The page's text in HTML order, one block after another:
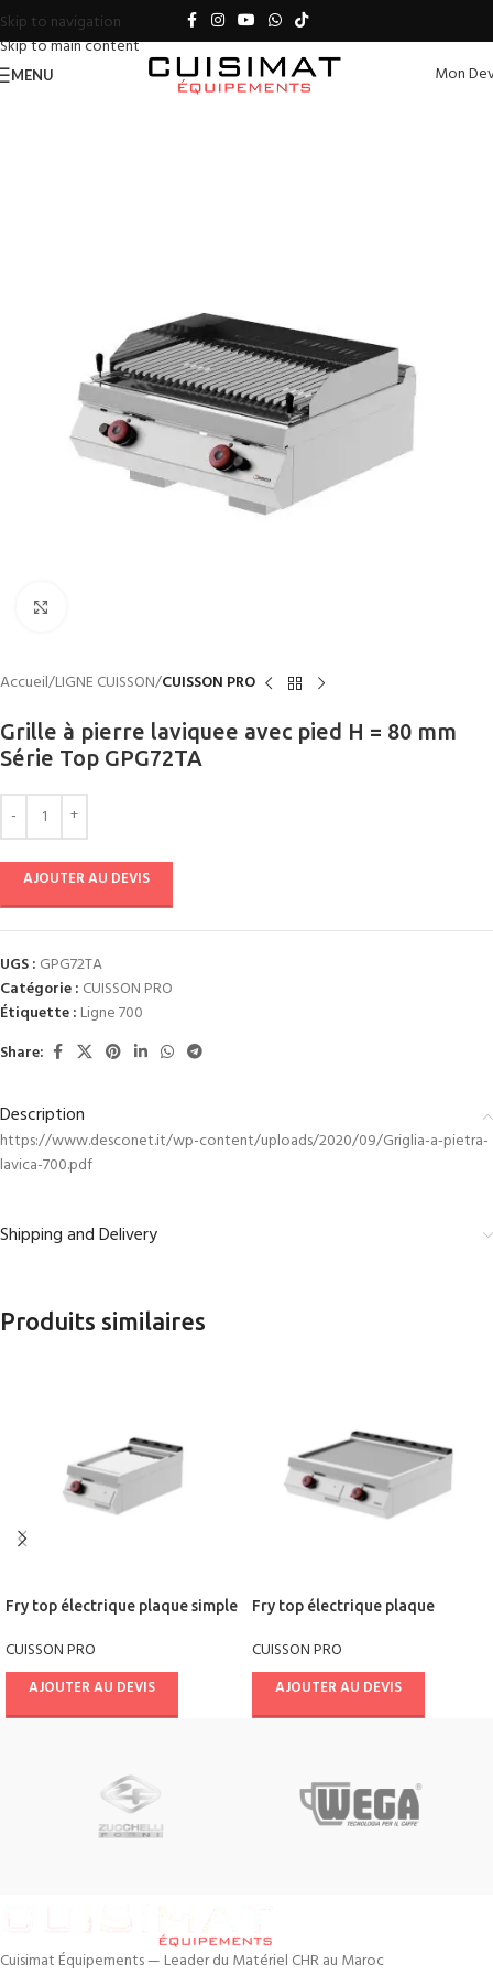
Skip to navigation
Skip to main content
MENU Mon
Accueil LIGNE CUISSON CUISSON PRO
Grille à pierre laviquee avec pied H = 80 mm
Série Top GPG72TA
AJOUTER AU DEVIS
UGS : GPG72TA
Catégorie : CUISSON PRO
Étiquette : Ligne 700
Share:
Description
https://www.desconet.it/wp-content/uploads/2020/09/Griglia-a-pietra-
lavica-700.pdf
Shipping and Delivery
Produits similaires
Fry top électrique plaque simple
CUISSON PRO
AJOUTER AU DEVIS
Fry top électrique plaque
CUISSON PRO
AJOUTER AU DEVIS
Cuisimat Équipements — Leader du Matériel CHR au Maroc